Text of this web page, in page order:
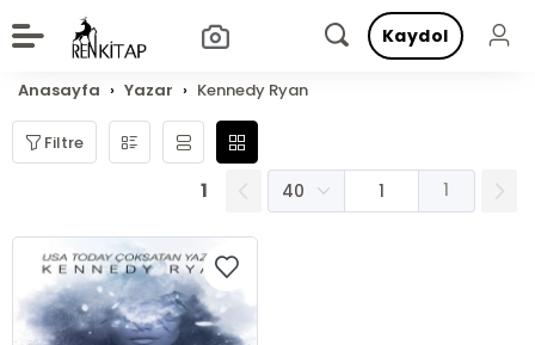
Kaydol
Anasayfa Yazar Kennedy Ryan
Filtre
1 1